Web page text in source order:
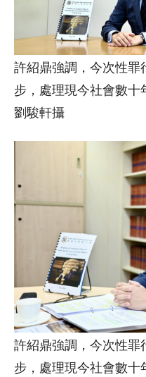
許紹鼎強調，今次性
步，處理現今社會數十
劉駿軒攝
許紹鼎強調，今次性
步，處理現今社會數十